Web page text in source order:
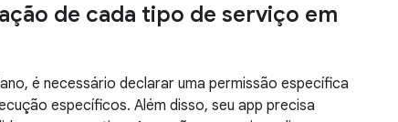
de cada tipo de serviço em
é necessário declarar uma permissão específica
específicos. Além disso, seu app precisa